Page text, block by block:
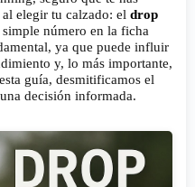
elegir tu calzado: el drop
número en la ficha
ya que puede influir
y, lo más importante,
guía, desmitificamos el
decisión informada.